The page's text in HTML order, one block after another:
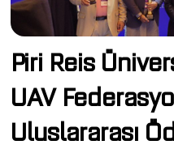
Piri Reis
UAV
Uluslararası